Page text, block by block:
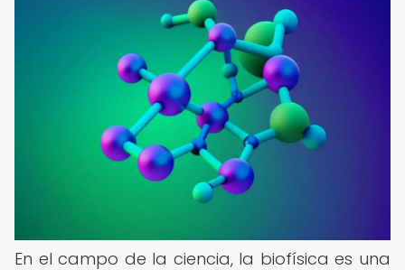
En el campo de la ciencia, la biofísica es una